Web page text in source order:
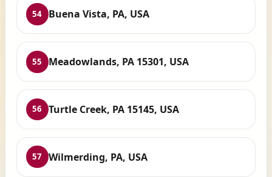
54 Buena Vista, PA, USA
55 Meadowlands, PA 15301, USA
56 Turtle Creek, PA 15145, USA
57 Wilmerding, PA, USA